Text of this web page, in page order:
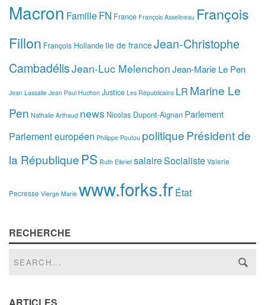
Macron FamilleFN France François Asselineau François
Fillon François Hollande Ile de france Jean-Christophe
CambadélisJean-Luc MelenchonJean-Marie Le Pen
Jean Lassalle Jean Paul Huchon Justice Les Républicains LR Marine Le
Pen Nathalie Arthaud news Nicolas Dupont-Aignan Parlement
Parlement européen Philippe Poutou politiquePrésident de
la République PS Ruth Elkrief salaireSocialisteValerie
Pecresse Vierge Marie www.forks.frÉtat
RECHERCHE